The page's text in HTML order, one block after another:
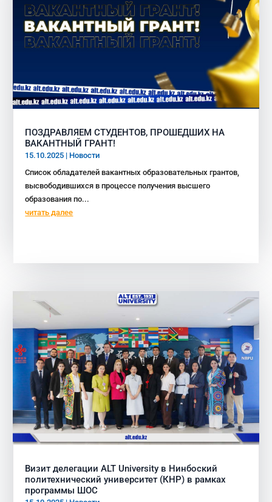
ПОЗДРАВЛЯЕМ СТУДЕНТОВ, ПРОШЕДШИХ НА
ВАКАНТНЫЙ ГРАНТ!
15.10.2025 | Новости
Список обладателей вакантных образовательных грантов,
высвободившихся в процессе получения высшего
образования по...
читать далее
Визит делегации ALT University в Нинбоский
политехнический университет (КНР) в рамках
программы ШОС